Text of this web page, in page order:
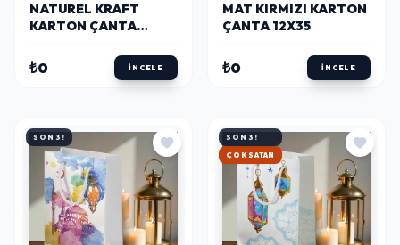
NATUREL KRAFT
KARTON ÇANTA
₺0 İNCELE
MAT KIRMIZI KARTON
ÇANTA 12X35
₺0 İNCELE
SON 3!
SON 3!
ÇOK SATAN